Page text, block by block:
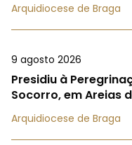
Arquidiocese de Braga
9 agosto 2026
Presidiu à
Socorro, em Areias
Arquidiocese de Braga